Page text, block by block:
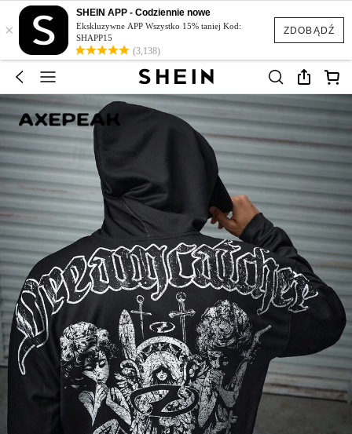
ZDOBĄDŹ
×
SHEIN APP - Codziennie nowe
Ekskluzywne APP Wszystko 15% taniej Kod:
SHAPP15
(3,138)